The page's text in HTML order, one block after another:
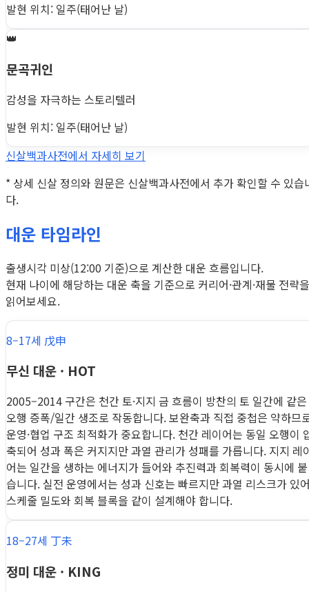
발현 위치: 일주(태어난 날)
👑
문곡귀인
감성을 자극하는 스토리텔러
발현 위치: 일주(태어난 날)
신살백과사전에서 자세히 보기
* 상세 신살 정의와 원문은 신살백과사전에서 추가 확인할 수 있습
다.
대운 타임라인
출생시각 미상(12:00 기준)으로 계산한 대운 흐름입니다.
현재 나이에 해당하는 대운 축을 기준으로 커리어·관계·재물 전략을
읽어보세요.
8–17세 戊申
무신 대운 · HOT
2005–2014 구간은 천간 토·지지 금 흐름이 방찬의 토 일간에 같은
오행 증폭/일간 생조로 작동합니다. 보완축과 직접 중첩은 약하므
운영·협업 구조 최적화가 중요합니다. 천간 레이어는 동일 오행이
축되어 성과 폭은 커지지만 과열 관리가 성패를 가릅니다. 지지 레
어는 일간을 생하는 에너지가 들어와 추진력과 회복력이 동시에 붙
습니다. 실전 운영에서는 성과 신호는 빠르지만 과열 리스크가 있
스케줄 밀도와 회복 블록을 같이 설계해야 합니다.
18–27세 丁未
정미 대운 · KING